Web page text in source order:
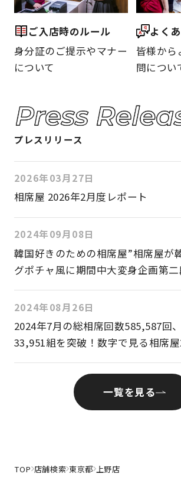
ご入店時のルール
身分証のご提示やマナー
について
よく
皆様から
問につい
プレスリリース
2026年03月27日
相席屋 2026年2月度レポート
2024年09月08日
韓国好きのための相席屋”相席屋が
グポチャ風に期間中大変身企画第
月9日(月)より各店舗にてイベントス
2024年08月26日
2024年7⽉の総相席回数585,587回
33,951組を突破！数字で⾒る相席
一覧を見る
TOP 店舗検索 東京都 上野店